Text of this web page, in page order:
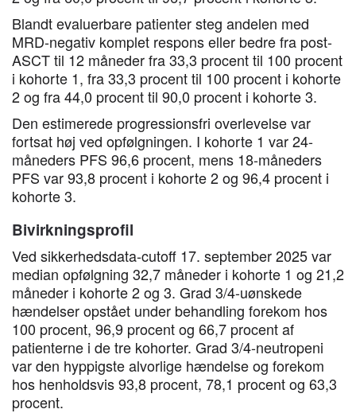
Blandt evaluerbare patienter steg andelen med
MRD-negativ komplet respons eller bedre fra post-
ASCT til 12 måneder fra 33,3 procent til 100 procent
i kohorte 1, fra 33,3 procent til 100 procent i kohorte
2 og fra 44,0 procent til 90,0 procent i kohorte 3.
Den estimerede progressionsfri overlevelse var
fortsat høj ved opfølgningen. I kohorte 1 var 24-
måneders PFS 96,6 procent, mens 18-måneders
PFS var 93,8 procent i kohorte 2 og 96,4 procent i
kohorte 3.
Bivirkningsprofil
Ved sikkerhedsdata-cutoff 17. september 2025 var
median opfølgning 32,7 måneder i kohorte 1 og 21,2
måneder i kohorte 2 og 3. Grad 3/4-uønskede
hændelser opstået under behandling forekom hos
100 procent, 96,9 procent og 66,7 procent af
patienterne i de tre kohorter. Grad 3/4-neutropeni
var den hyppigste alvorlige hændelse og forekom
hos henholdsvis 93,8 procent, 78,1 procent og 63,3
procent.